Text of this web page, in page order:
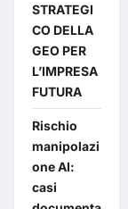
STRATEGI
CO DELLA
GEO PER
L’IMPRESA
FUTURA
Rischio
manipolazi
one AI:
casi